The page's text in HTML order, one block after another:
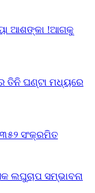
ଆଶଙ୍କା !ଆଗକୁ
ତିନି ଘଣ୍ଟା ମଧ୍ୟରେ
ସଂକ୍ରମିତ
ଲଘୁଚାପ ସମ୍ଭାବନା